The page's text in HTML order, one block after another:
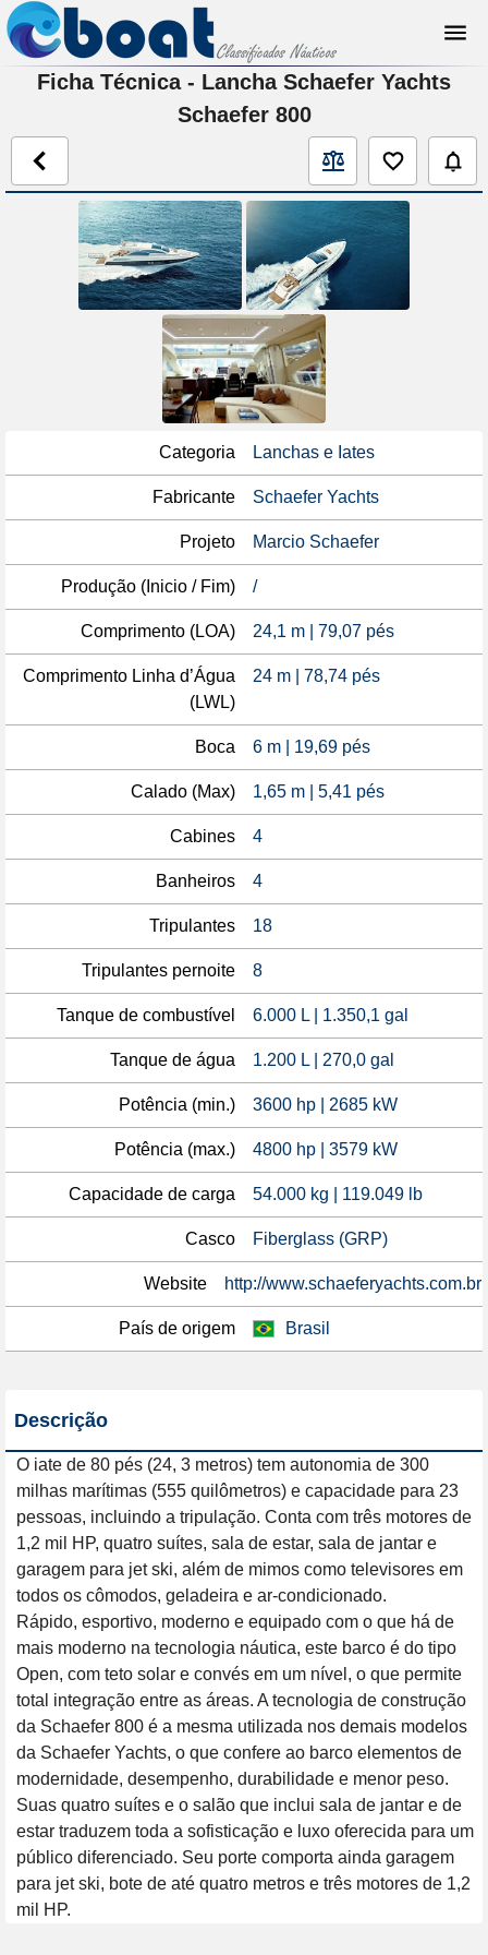
Ficha Técnica - Lancha Schaefer Yachts
Schaefer 800
Categoria Lanchas e Iates
Fabricante Schaefer Yachts
Projeto Marcio Schaefer
Produção (Inicio / Fim) /
Comprimento (LOA) 24,1 m | 79,07 pés
Comprimento Linha d’Água
(LWL)
24 m | 78,74 pés
Boca 6 m | 19,69 pés
Calado (Max) 1,65 m | 5,41 pés
Cabines 4
Banheiros 4
Tripulantes 18
Tripulantes pernoite 8
Tanque de combustível 6.000 L | 1.350,1 gal
Tanque de água 1.200 L | 270,0 gal
Potência (min.) 3600 hp | 2685 kW
Potência (max.) 4800 hp | 3579 kW
Capacidade de carga 54.000 kg | 119.049 lb
Casco Fiberglass (GRP)
Website http://www.schaeferyachts.com.br
País de origem Brasil
Descrição
O iate de 80 pés (24, 3 metros) tem autonomia de 300
milhas marítimas (555 quilômetros) e capacidade para 23
pessoas, incluindo a tripulação. Conta com três motores de
1,2 mil HP, quatro suítes, sala de estar, sala de jantar e
garagem para jet ski, além de mimos como televisores em
todos os cômodos, geladeira e ar-condicionado.
Rápido, esportivo, moderno e equipado com o que há de
mais moderno na tecnologia náutica, este barco é do tipo
Open, com teto solar e convés em um nível, o que permite
total integração entre as áreas. A tecnologia de construção
da Schaefer 800 é a mesma utilizada nos demais modelos
da Schaefer Yachts, o que confere ao barco elementos de
modernidade, desempenho, durabilidade e menor peso.
Suas quatro suítes e o salão que inclui sala de jantar e de
estar traduzem toda a sofisticação e luxo oferecida para um
público diferenciado. Seu porte comporta ainda garagem
para jet ski, bote de até quatro metros e três motores de 1,2
mil HP.